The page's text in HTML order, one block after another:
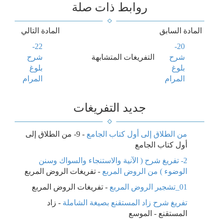
روابط ذات صلة
المادة السابق
20-
شرح
بلوغ
المرام
التفريغات المتشابهة
المادة التالي
22-
شرح
بلوغ
المرام
جديد التفريغات
من الطلاق إلى أول كتاب الجامع -
9- من الطلاق إلى
أول كتاب الجامع
2- تفريغ شرح ( الآنية والاستنجاء والسواك وسنن
الوضوء ) من الروض المربع - تفريغات الروض المربع
01_تشجير الروض المربع
- تفريغات الروض المربع
تفريغ شرح زاد المستقنع بصيغة الشاملة - زاد
المستقنع - الموسع